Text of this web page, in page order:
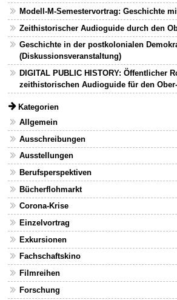
Modell-M-Semestervortrag: Geschichte
Zeithistorischer Audioguide durch den
Geschichte in der postkolonialen
(Diskussionsveranstaltung)
DIGITAL PUBLIC HISTORY: Öffentlicher
zeithistorischen Audioguide für den
Kategorien
Allgemein
Ausschreibungen
Ausstellungen
Berufsperspektiven
Bücherflohmarkt
Corona-Krise
Einzelvortrag
Exkursionen
Fachschaftskino
Filmreihen
Forschung